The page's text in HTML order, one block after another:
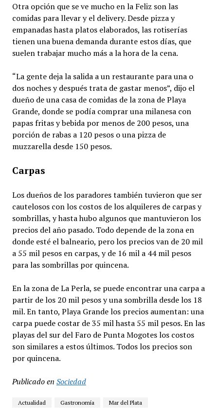
Otra opción que se ve mucho en la Feliz son las
comidas para llevar y el delivery. Desde pizza y
empanadas hasta platos elaborados, las rotiserías
tienen una buena demanda durante estos días, que
suelen trabajar mucho más a la hora de la cena.
“La gente deja la salida a un restaurante para una o
dos noches y después trata de gastar menos”, dijo el
dueño de una casa de comidas de la zona de Playa
Grande, donde se podía comprar una milanesa con
papas fritas y bebida por menos de 200 pesos, una
porción de rabas a 120 pesos o una pizza de
muzzarella desde 150 pesos.
Carpas
Los dueños de los paradores también tuvieron que ser
cautelosos con los costos de los alquileres de carpas y
sombrillas, y hasta hubo algunos que mantuvieron los
precios del año pasado. Todo depende de la zona en
donde esté el balneario, pero los precios van de 20 mil
a 55 mil pesos en carpas, y de 16 mil a 44 mil pesos
para las sombrillas por quincena.
En la zona de La Perla, se puede encontrar una carpa a
partir de los 20 mil pesos y una sombrilla desde los 18
mil. En tanto, Playa Grande los precios aumentan: una
carpa puede costar de 35 mil hasta 55 mil pesos. En las
playas del sur del Faro de Punta Mogotes los costos
son similares a estos últimos. Todos los precios son
por quincena.
Publicado en Sociedad
Actualidad Gastronomía Mar del Plata